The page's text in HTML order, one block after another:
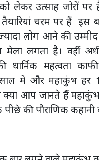
लेकर उत्साह जोरों पर
चरम पर हैं। इस
लोग आने की उम्मीद है
मेला लगता है। वहीं
महत्वता
में और महाकुंभ हर
क्या आप जानते हैं महाकुंभ
की पौराणिक कहानी